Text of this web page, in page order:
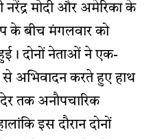
नरेंद्र मोदी और अमेरिका के
ट्रंप के बीच मंगलवार को
दोनों नेताओं ने एक-
से अभिवादन करते हुए हाथ
तक अनौपचारिक
इस दौरान दोनों